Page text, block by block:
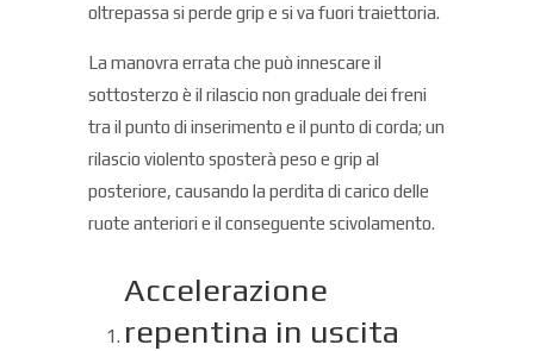
oltrepassa si perde grip e si va fuori traiettoria.
La manovra errata che può innescare il
sottosterzo è il rilascio non graduale dei freni
tra il punto di inserimento e il punto di corda; un
rilascio violento sposterà peso e grip al
posteriore, causando la perdita di carico delle
ruote anteriori e il conseguente scivolamento.
Accelerazione
repentina in uscita